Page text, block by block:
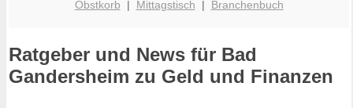
Obstkorb | Mittagstisch | Branchenbuch
Ratgeber und News für Bad
Gandersheim zu Geld und Finanzen